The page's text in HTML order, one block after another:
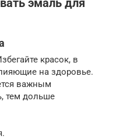
эмаль для
красок, в
на здоровье.
важным
тем дольше